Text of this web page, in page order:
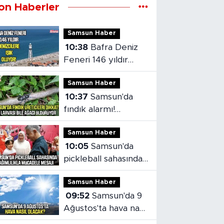
Haberler
Samsun Haber
10:38
Feneri 146 yıldır
denizcilere ışık
oluyor
Samsun Haber
10:37 Samsun'da
fındık alarmı!
Ağaçları içten içe
kurutuyor
Samsun Haber
10:05 Samsun'da
pickleball sahasında
bağımlılıkla
mücadele mesajı
Samsun Haber
09:52 Samsun'da 9
Ağustos'ta hava nasıl
olacak?